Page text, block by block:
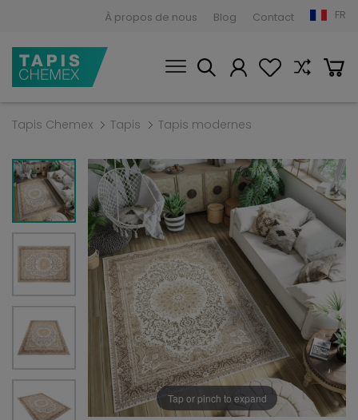
À propos de nous Blog Contact FR
Tapis Chemex Tapis Tapis modernes
Tap or pinch to expand